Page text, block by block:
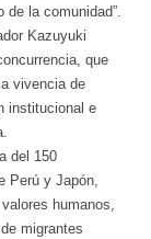
la comunidad”.
Kazuyuki
que
vivencia de
institucional e
del 150
Perú y Japón,
humanos,
migrantes